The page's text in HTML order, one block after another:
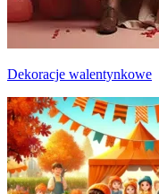
Dekoracje walentynkowe